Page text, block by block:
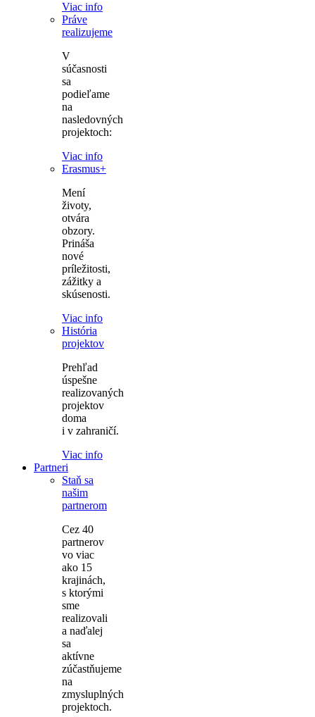
Viac info
Práve
realizujeme
V
súčasnosti
sa
podieľame
na
nasledovných
projektoch:
Viac info
Erasmus+
Mení
životy,
otvára
obzory.
Prináša
nové
príležitosti,
zážitky a
skúsenosti.
Viac info
História
projektov
Prehľad
úspešne
realizovaných
projektov
doma
i v zahraničí.
Viac info
Partneri
Staň sa
našim
partnerom
Cez 40
partnerov
vo viac
ako 15
krajinách,
s ktorými
sme
realizovali
a naďalej
sa
aktívne
zúčastňujeme
na
zmysluplných
projektoch.